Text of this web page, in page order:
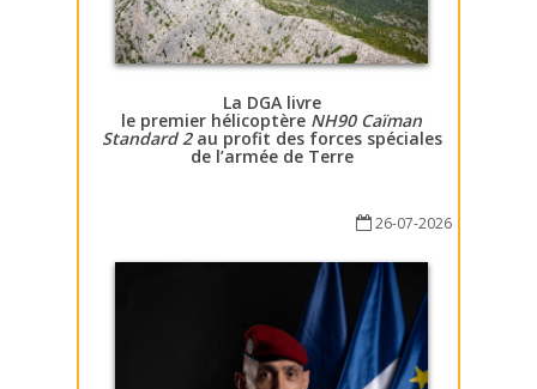
La DGA livre
le premier hélicoptère NH90 Caïman
Standard 2au profit des forces spéciales
de l’armée de Terre
26-07-2026